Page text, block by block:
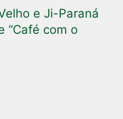
e Ji-Paraná
“Café com o